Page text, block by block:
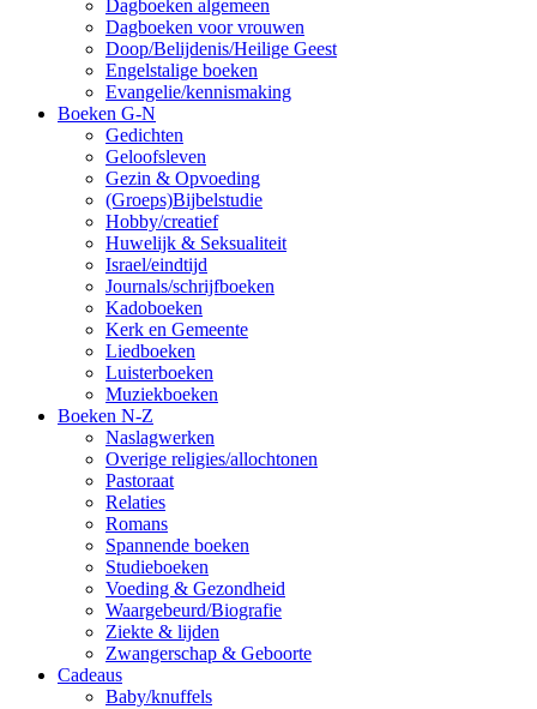
Dagboeken algemeen
Dagboeken voor vrouwen
Doop/Belijdenis/Heilige Geest
Engelstalige boeken
Evangelie/kennismaking
Boeken G-N
Gedichten
Geloofsleven
Gezin & Opvoeding
(Groeps)Bijbelstudie
Hobby/creatief
Huwelijk & Seksualiteit
Israel/eindtijd
Journals/schrijfboeken
Kadoboeken
Kerk en Gemeente
Liedboeken
Luisterboeken
Muziekboeken
Boeken N-Z
Naslagwerken
Overige religies/allochtonen
Pastoraat
Relaties
Romans
Spannende boeken
Studieboeken
Voeding & Gezondheid
Waargebeurd/Biografie
Ziekte & lijden
Zwangerschap & Geboorte
Cadeaus
Baby/knuffels